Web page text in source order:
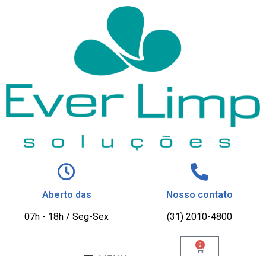
Aberto das
07h - 18h / Seg-Sex
Nosso contato
(31) 2010-4800
0